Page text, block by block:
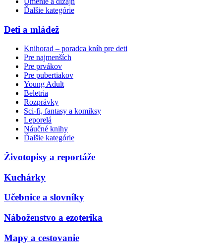
Ďalšie kategórie
Deti a mládež
Knihorad – poradca kníh pre deti
Pre najmenších
Pre prvákov
Pre pubertiakov
Young Adult
Beletria
Rozprávky
Sci-fi, fantasy a komiksy
Leporelá
Náučné knihy
Ďalšie kategórie
Životopisy a reportáže
Kuchárky
Učebnice a slovníky
Náboženstvo a ezoterika
Mapy a cestovanie